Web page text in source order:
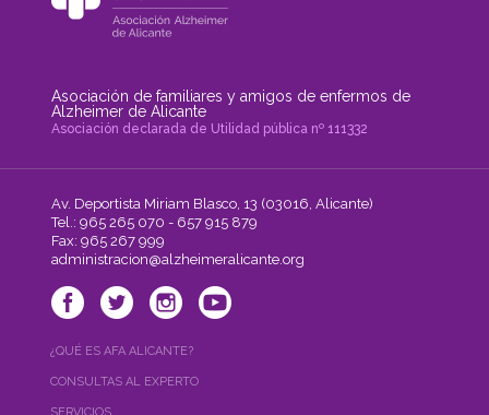
Asociación de familiares y amigos de enfermos de
Alzheimer de Alicante
Asociación declarada de Utilidad pública nº 111332
Av. Deportista Miriam Blasco, 13 (03016, Alicante)
Tel.: 965 265 070 - 657 915 879
Fax: 965 267 999
administracion@alzheimeralicante.org
¿QUÉ ES AFA ALICANTE?
CONSULTAS AL EXPERTO